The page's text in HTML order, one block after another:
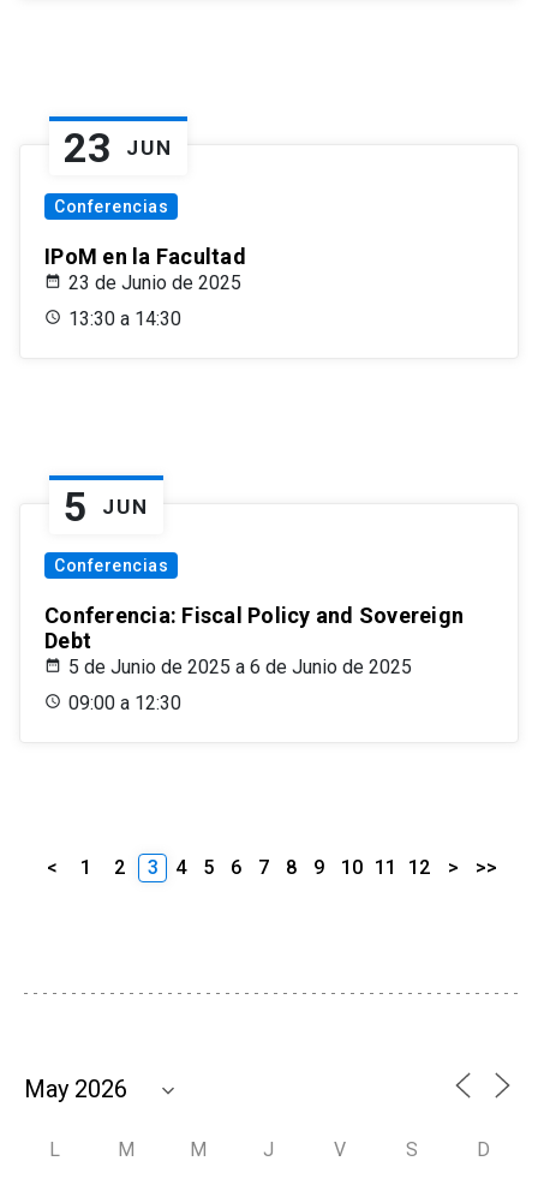
23 JUN
Conferencias
IPoM en la Facultad
23 de Junio de 2025
13:30 a 14:30
5 JUN
Conferencias
Conferencia: Fiscal Policy and Sovereign
Debt
5 de Junio de 2025 a 6 de Junio de 2025
09:00 a 12:30
< 1 2 3 4 5 6 7 8 9 10 11 12 > >>
L M M J V S D